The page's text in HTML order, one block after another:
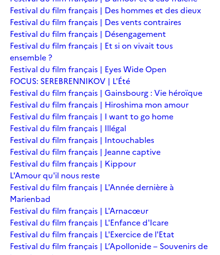
Festival du film français | Des hommes et des dieux
Festival du film français | Des vents contraires
Festival du film français | Désengagement
Festival du film français | Et si on vivait tous
ensemble ?
Festival du film français | Eyes Wide Open
FOCUS: SEREBRENNIKOV | L'Été
Festival du film français | Gainsbourg : Vie héroïque
Festival du film français | Hiroshima mon amour
Festival du film français | I want to go home
Festival du film français | Illégal
Festival du film français | Intouchables
Festival du film français | Jeanne captive
Festival du film français | Kippour
L'Amour qu'il nous reste
Festival du film français | L'Année dernière à
Marienbad
Festival du film français | L'Arnacœur
Festival du film français | L'Enfance d'Icare
Festival du film français | L'Exercice de l'Etat
Festival du film français | L’Apollonide – Souvenirs de